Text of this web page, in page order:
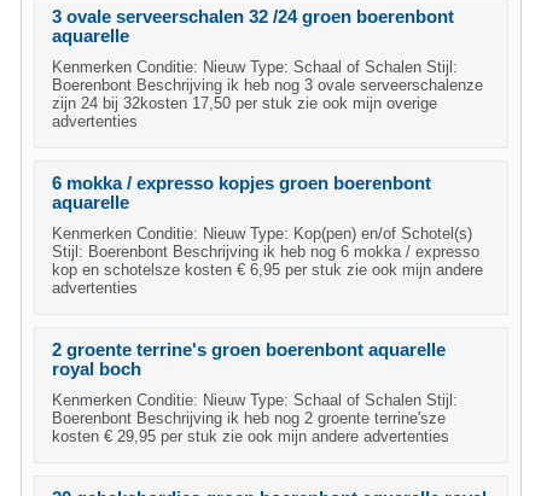
3 ovale serveerschalen 32 /24 groen boerenbont
aquarelle
Kenmerken Conditie: Nieuw Type: Schaal of Schalen Stijl:
Boerenbont Beschrijving ik heb nog 3 ovale serveerschalenze
zijn 24 bij 32kosten 17,50 per stuk zie ook mijn overige
advertenties
6 mokka / expresso kopjes groen boerenbont
aquarelle
Kenmerken Conditie: Nieuw Type: Kop(pen) en/of Schotel(s)
Stijl: Boerenbont Beschrijving ik heb nog 6 mokka / expresso
kop en schotelsze kosten € 6,95 per stuk zie ook mijn andere
advertenties
2 groente terrine's groen boerenbont aquarelle
royal boch
Kenmerken Conditie: Nieuw Type: Schaal of Schalen Stijl:
Boerenbont Beschrijving ik heb nog 2 groente terrine'sze
kosten € 29,95 per stuk zie ook mijn andere advertenties